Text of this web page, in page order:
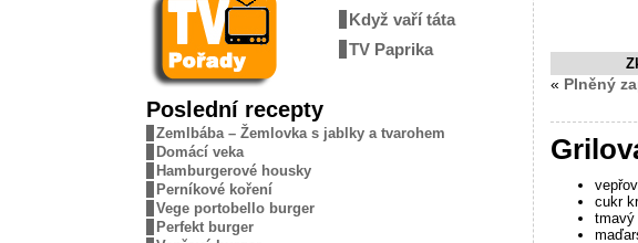
Když vaří táta
TV Paprika
Poslední recepty
Zemlbába – Žemlovka s jablky a tvarohem
Domácí veka
Hamburgerové housky
Perníkové koření
Vege portobello burger
Perfekt burger
« Plněný
cukr
tmavý